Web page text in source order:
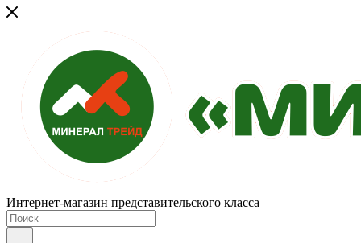
Интернет-магазин представительского класса